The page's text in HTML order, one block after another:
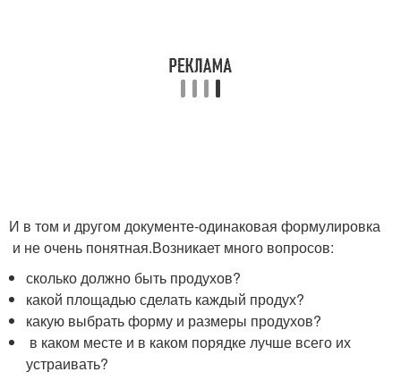
И в том и другом документе-одинаковая формулировка
и не очень понятная.Возникает много вопросов:
сколько должно быть продухов?
какой площадью сделать каждый продух?
какую выбрать форму и размеры продухов?
в каком месте и в каком порядке лучше всего их
устраивать?